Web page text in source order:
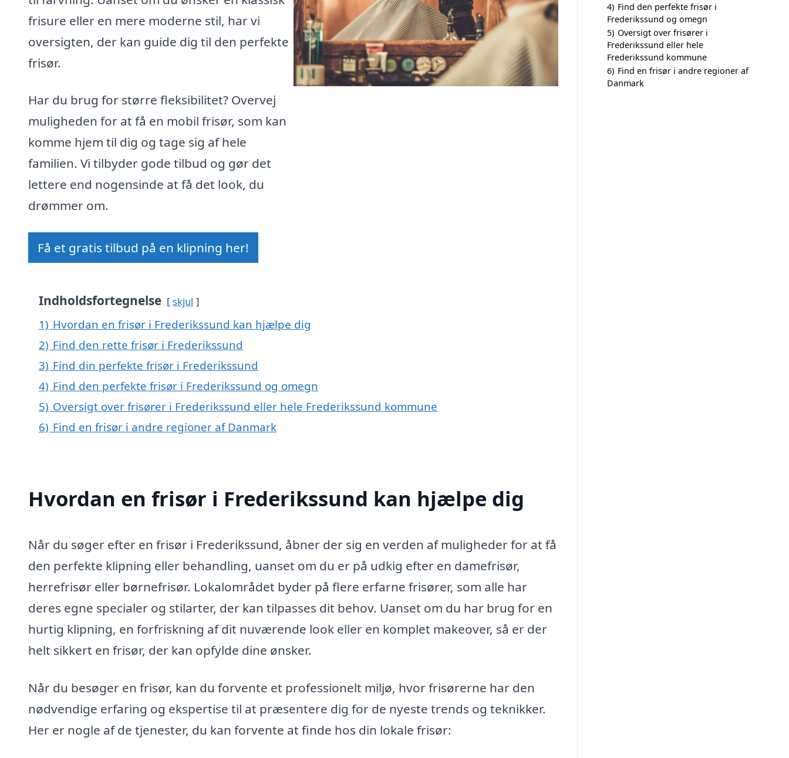
frisure eller en mere moderne stil, har vi
oversigten, der kan guide dig til den perfekte
frisør.
Har du brug for større fleksibilitet? Overvej
muligheden for at få en mobil frisør, som kan
komme hjem til dig og tage sig af hele
familien. Vi tilbyder gode tilbud og gør det
lettere end nogensinde at få det look, du
drømmer om.
Få et gratis tilbud på en klipning her!
Indholdsfortegnelse skjul
1) Hvordan en frisør i Frederikssund kan hjælpe dig
2) Find den rette frisør i Frederikssund
3) Find din perfekte frisør i Frederikssund
4) Find den perfekte frisør i Frederikssund og omegn
5) Oversigt over frisører i Frederikssund eller hele Frederikssund kommune
6) Find en frisør i andre regioner af Danmark
Hvordan en frisør i Frederikssund kan hjælpe dig
Når du søger efter en frisør i Frederikssund, åbner der sig en verden af muligheder for at få
den perfekte klipning eller behandling, uanset om du er på udkig efter en damefrisør,
herrefrisør eller børnefrisør. Lokalområdet byder på flere erfarne frisører, som alle har
deres egne specialer og stilarter, der kan tilpasses dit behov. Uanset om du har brug for en
hurtig klipning, en forfriskning af dit nuværende look eller en komplet makeover, så er der
helt sikkert en frisør, der kan opfylde dine ønsker.
Når du besøger en frisør, kan du forvente et professionelt miljø, hvor frisørerne har den
nødvendige erfaring og ekspertise til at præsentere dig for de nyeste trends og teknikker.
Her er nogle af de tjenester, du kan forvente at finde hos din lokale frisør:
4) Find den perfekte frisør i
Frederikssund og omegn
5) Oversigt over frisører i
Frederikssund eller hele
Frederikssund kommune
6) Find en frisør i andre regioner af
Danmark